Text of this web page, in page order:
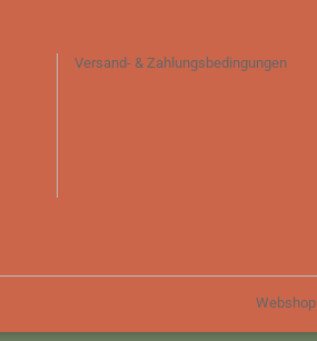
Versand- & Zahlungsbedingungen
Webshop